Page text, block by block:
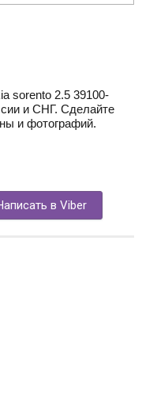
sorento 2.5 39100-
и СНГ. Сделайте
и фотографий.
в Viber